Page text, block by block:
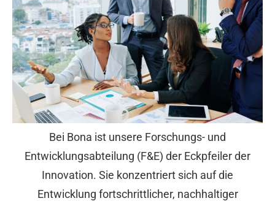
Bei Bona ist unsere Forschungs- und
Entwicklungsabteilung (F&E) der Eckpfeiler der
Innovation. Sie konzentriert sich auf die
Entwicklung fortschrittlicher, nachhaltiger